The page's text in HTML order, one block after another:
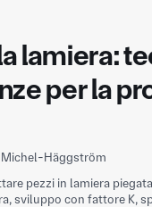
lamiera:
per la
Michel-Häggström
pezzi in lamiera
sviluppo con fattore K,